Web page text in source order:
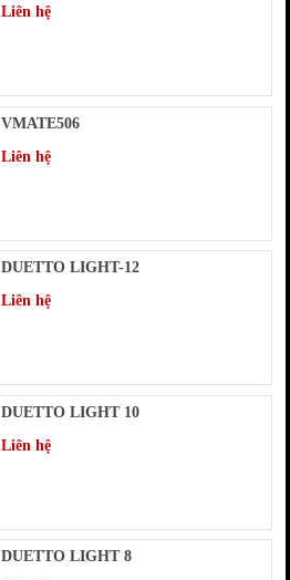
Liên hệ
VMATE506
Liên hệ
DUETTO LIGHT-12
Liên hệ
DUETTO LIGHT 10
Liên hệ
DUETTO LIGHT 8